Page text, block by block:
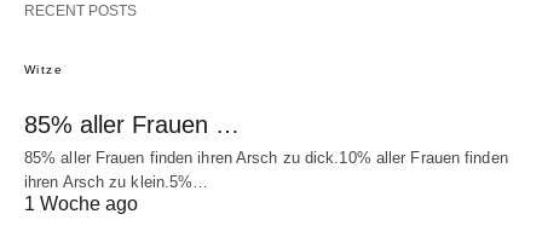
RECENT POSTS
Witze
85% aller Frauen …
85% aller Frauen finden ihren Arsch zu dick.10% aller Frauen finden
ihren Arsch zu klein.5%…
1 Woche ago